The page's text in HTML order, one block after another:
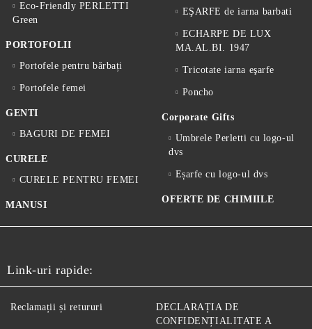
Eco-Friendly PERLETTI
Green
PORTOFOLII
Portofele pentru bărbați
Portofele femei
GENTI
BAGURI DE FEMEI
CURELE
CURELE PENTRU FEMEI
MANUSI
EŞARFE de iarna barbati
ECHARPE DE LUX
MA.AL.BI. 1947
Tricotate iarna eşarfe
Poncho
Corporate Gifts
Umbrele Perletti cu logo-ul
dvs
Eșarfe cu logo-ul dvs
OFERTE DE CHIMIILE
Link-uri rapide:
Reclamații și retururi
DECLARAȚIA DE
CONFIDENȚIALITATE A